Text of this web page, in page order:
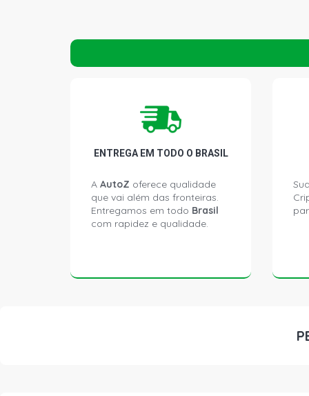
ENTREGA EM TODO O BRASIL
A AutoZ oferece qualidade
que vai além das fronteiras.
Entregamos em todo Brasil
com rapidez e qualidade.